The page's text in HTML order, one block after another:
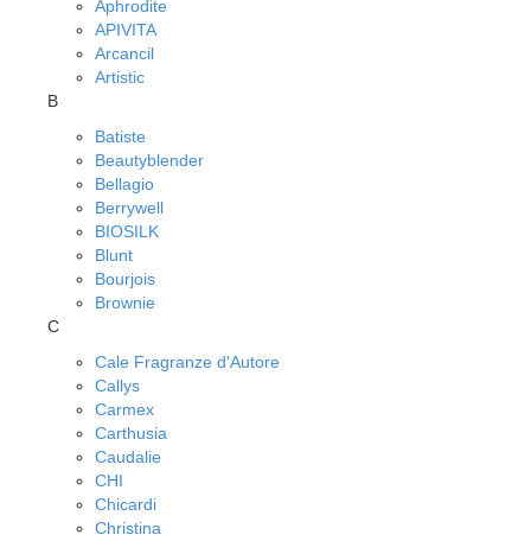
Aphrodite
APIVITA
Arcancil
Artistic
B
Batiste
Beautyblender
Bellagio
Berrywell
BIOSILK
Blunt
Bourjois
Brownie
C
Cale Fragranze d'Autore
Callys
Carmex
Carthusia
Caudalie
CHI
Chicardi
Christina